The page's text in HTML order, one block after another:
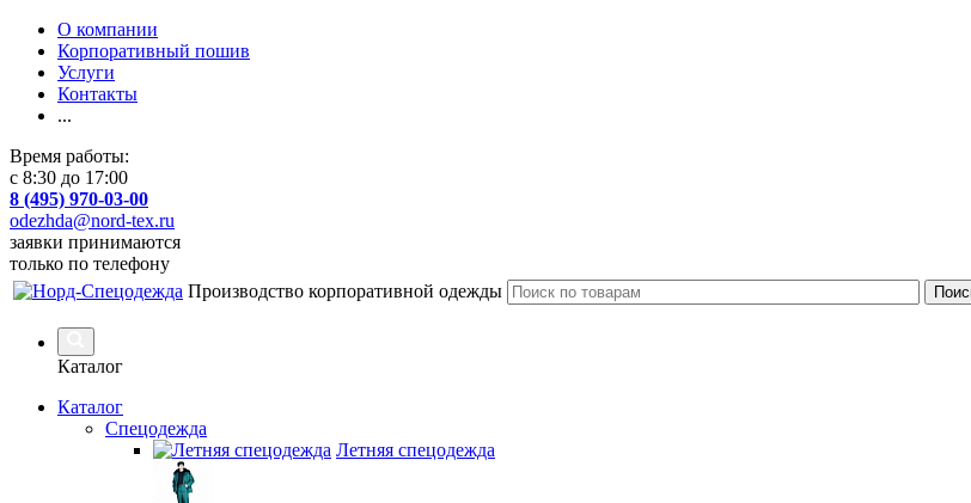
О компании
Корпоративный пошив
Услуги
Контакты
...
Время работы:
с 8:30 до 17:00
8 (495) 970-03-00
odezhda@nord-tex.ru
заявки принимаются
только по телефону
Производство корпоративной одежды
Каталог
Каталог
Спецодежда
Летняя спецодежда